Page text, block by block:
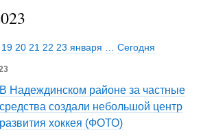
19 20 21 22 23 января Сегодня
В Надеждинском районе за частные
средства создали небольшой центр
развития хоккея (ФОТО)